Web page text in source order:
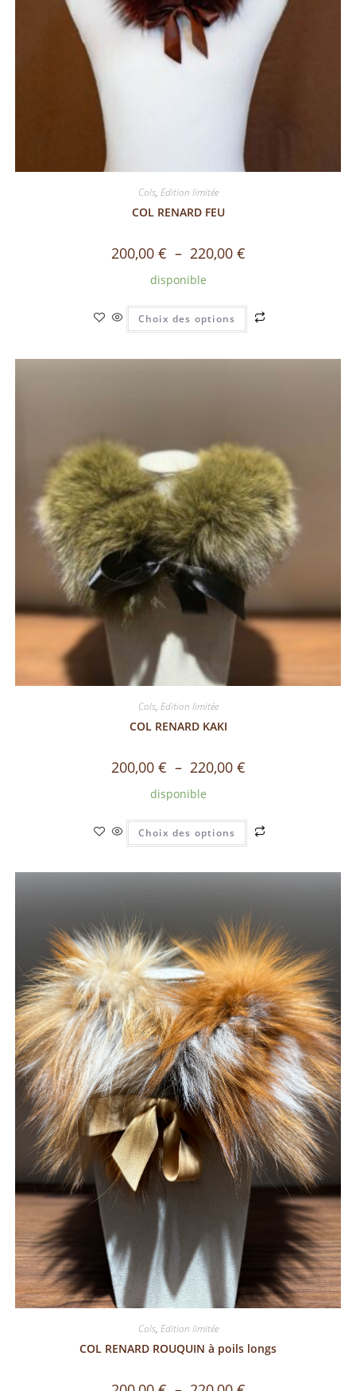
Cols, Edition limitée
COL RENARD FEU
200,00 € – 220,00 €
disponible
Choix des options
Cols, Edition limitée
COL RENARD KAKI
200,00 € – 220,00 €
disponible
Choix des options
Cols, Edition limitée
COL RENARD ROUQUIN à poils longs